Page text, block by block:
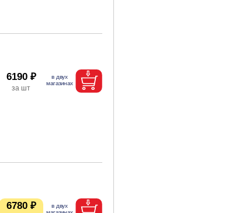
6190 ₽
6780 ₽